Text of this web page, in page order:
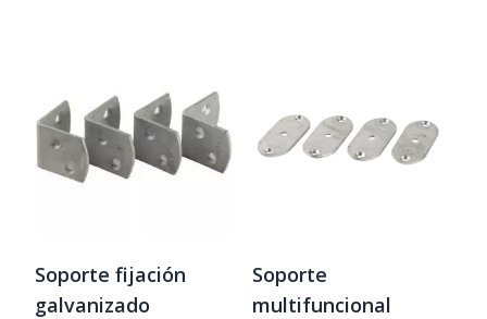
Soporte fijación
galvanizado
multifuncional